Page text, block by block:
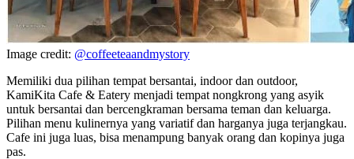
Image credit: @coffeeteaandmystory
Memiliki dua pilihan tempat bersantai, indoor dan outdoor,
KamiKita Cafe & Eatery menjadi tempat nongkrong yang asyik
untuk bersantai dan bercengkraman bersama teman dan keluarga.
Pilihan menu kulinernya yang variatif dan harganya juga terjangkau.
Cafe ini juga luas, bisa menampung banyak orang dan kopinya juga
pas.